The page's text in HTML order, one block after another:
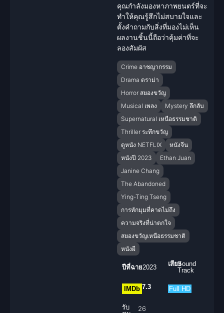
คุณกำลังมองหาภาพยนตร์ที่จะ
ทำให้คุณรู้สึกไม่สบายใจและ
ตั้งคำถามกับสิ่งที่มองไม่เห็น
ผลงานชิ้นนี้ถือว่าคุ้มค่าที่จะ
ลองสัมผัส
Crime อาชญากรรม
Drama ดราม่า
Horror สยองขวัญ
Musical เพลง
Mystery ลึกลับ
Supernatural เหนือธรรมชาติ
Thriller ระทึกขวัญ
ดูหนัง NETFLIX
หนังจีน
หนังปี 2023
Ethan Juan
Janine Chang
The Abandoned
Ying-Ting Tseng
การหักมุมที่คาดไม่ถึง
ความจริงที่น่าตกใจ
สยองขวัญเหนือธรรมชาติ
หนังผี
ปีที่ฉาย2023 เสียงSound
Track
IMDb 7.3 Full HD
รับ
26